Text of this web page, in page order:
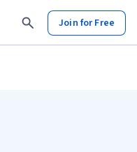
Join for Free